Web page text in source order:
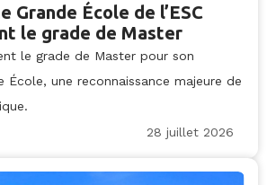
Grande École de l’ESC
le grade de Master
le grade de Master pour son
École, une reconnaissance majeure de
28 juillet 2026